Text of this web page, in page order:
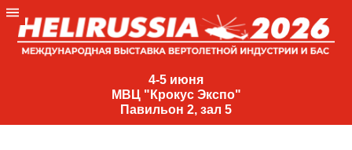
4-5 июня
МВЦ "Крокус Экспо"
Павильон 2, зал 5
4-
МВЦ